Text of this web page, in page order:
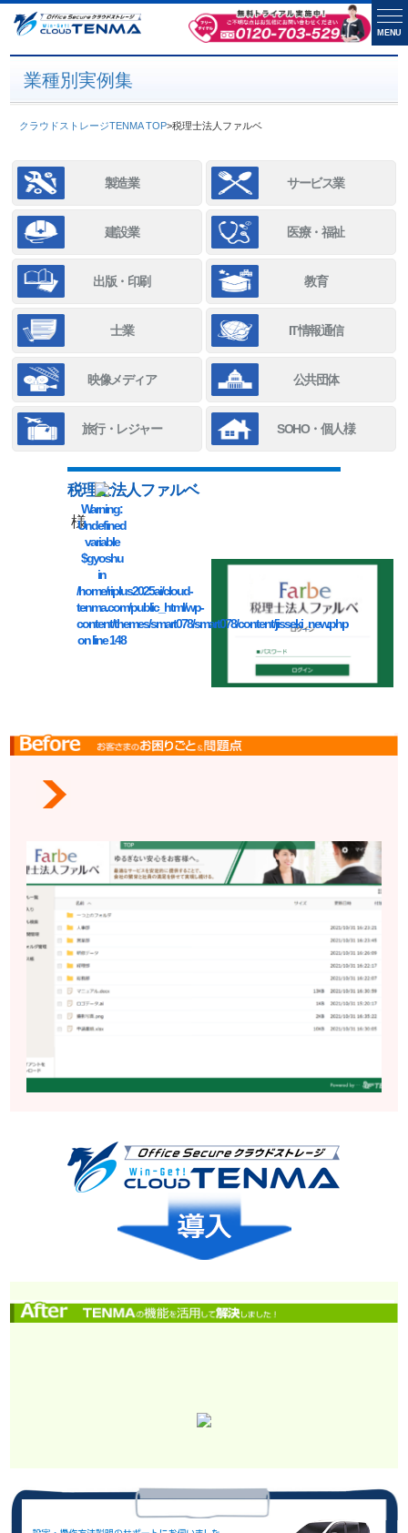
業種別実例集
クラウドストレージTENMA TOP>税理士法人ファルベ
製造業 サービス業
建設業 医療・福祉
出版・印刷 教育
士業 IT情報通信
映像メディア 公共団体
旅行・レジャー SOHO・個人様
Warning:
Undefined
variable
$gyoshu
in
/home/riplus2025ai/cloud-
tenma.com/public_html/wp-
content/themes/smart078/smart078/content/jisseki_new.php
on line148
税理士法人ファルベ
様
MENU